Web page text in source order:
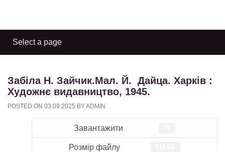
Забіла Н. Зайчик.Мал. Й. Дайца. Харків :
Художнє видавництво, 1945.
POSTED ON 03.09.2025 BYADMIN
Завантажити
Розмір файлу